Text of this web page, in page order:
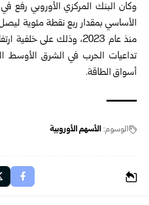
وكان البنك المركزي الأوروبي رفع
منذ عام 2023، وذلك على
تداعيات الحرب في الشرق الأوسط
أسواق الطاقة.
الوسوم: الأسهم الأوروبية